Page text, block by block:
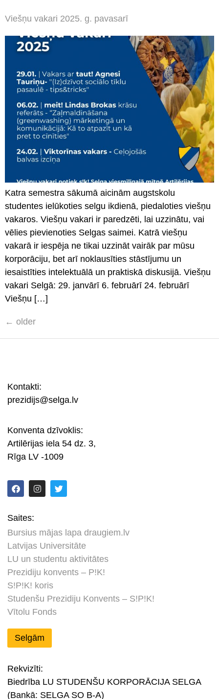
Viešņu vakari 2025. g. pavasarī
Katra semestra sākumā aicinām augstskolu
studentes ielūkoties selgu ikdienā, piedaloties viešņu
vakaros. Viešņu vakari ir paredzēti, lai uzzinātu, vai
vēlies pievienoties Selgas saimei. Katrā viešņu
vakarā ir iespēja ne tikai uzzināt vairāk par mūsu
korporāciju, bet arī noklausīties stāstījumu un
iesaistīties intelektuālā un praktiskā diskusijā. Viešņu
vakari Selgā: 29. janvārī 6. februārī 24. februārī
Viešņu […]
← older
Kontakti:
prezidijs@selga.lv
Konventa dzīvoklis:
Artilērijas iela 54 dz. 3,
Rīga LV -1009
Saites:
Bursius mājas lapa draugiem.lv
Latvijas Universitāte
LU un studentu aktivitātes
Prezidiju konvents – P!K!
S!P!K! koris
Studenšu Prezidiju Konvents – S!P!K!
Vītolu Fonds
Selgām
Rekvizīti:
Biedrība LU STUDENŠU KORPORĀCIJA SELGA
(Bankā: SELGA SO B-A)